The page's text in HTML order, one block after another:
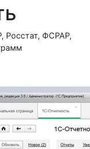
Росстат, ФСРАР,